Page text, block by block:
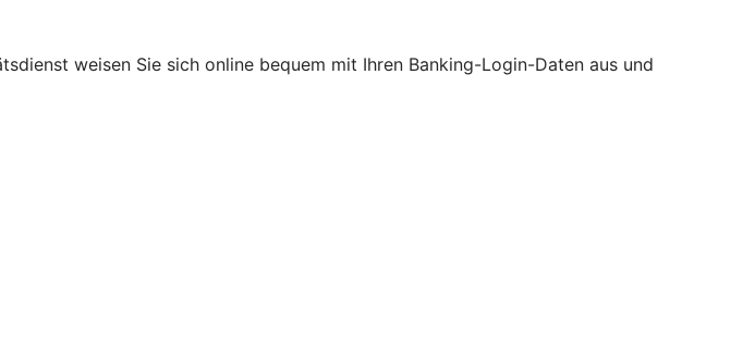
weisen Sie sich online bequem mit Ihren Banking-Login-Daten aus und